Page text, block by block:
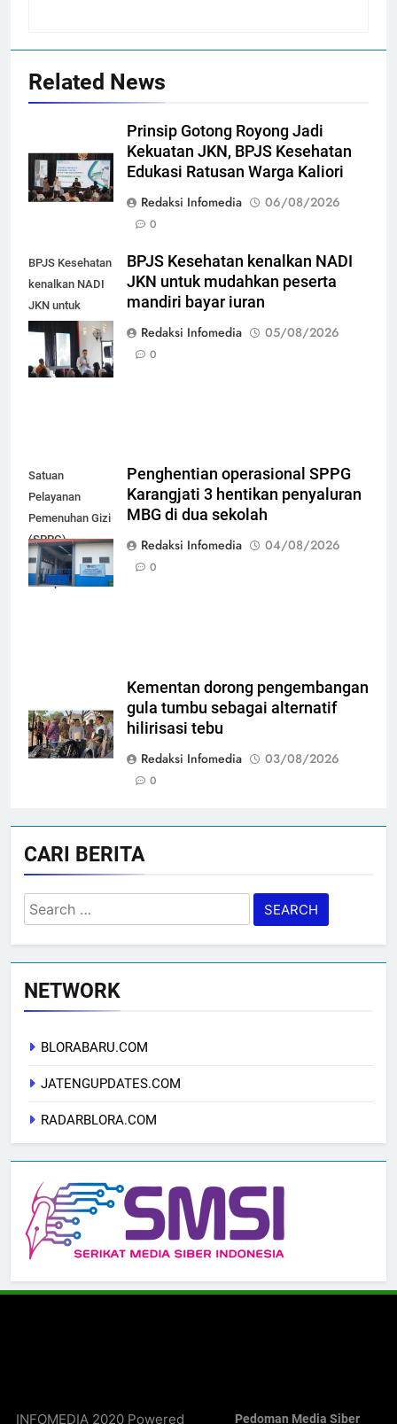
Related News
Prinsip Gotong Royong Jadi
Kekuatan JKN, BPJS Kesehatan
Edukasi Ratusan Warga Kaliori
Redaksi Infomedia
06/08/2026
0
BPJS Kesehatan
kenalkan NADI
JKN untuk
mudahkan
peserta mandiri
bayar iuran
BPJS Kesehatan kenalkan NADI
JKN untuk mudahkan peserta
mandiri bayar iuran
Redaksi Infomedia
05/08/2026
0
Satuan
Pelayanan
Pemenuhan Gizi
(SPPG)
Karangjati 3 di
Kabupaten Blora
Penghentian operasional SPPG
Karangjati 3 hentikan penyaluran
MBG di dua sekolah
Redaksi Infomedia
04/08/2026
0
Kementan dorong pengembangan
gula tumbu sebagai alternatif
hilirisasi tebu
Redaksi Infomedia
03/08/2026
0
CARI BERITA
Search
for:
NETWORK
BLORABARU.COM
JATENGUPDATES.COM
RADARBLORA.COM
INFOMEDIA 2020 Powered Pedoman Media Siber